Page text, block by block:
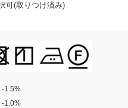
可(取りつけ済み)
-1.5%
-1.0%